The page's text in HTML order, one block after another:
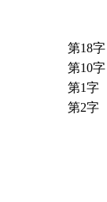
第18字
第10字
第1字
第2字